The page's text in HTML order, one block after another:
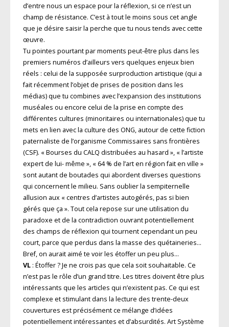
d’entre nous un espace pour la réflexion, si ce n’est un
champ de résistance. C’est à tout le moins sous cet angle
que je désire saisir la perche que tu nous tends avec cette
œuvre.
Tu pointes pourtant par moments peut-être plus dans les
premiers numéros d’ailleurs vers quelques enjeux bien
réels : celui de la supposée surproduction artistique (qui a
fait récemment l’objet de prises de position dans les
médias) que tu combines avec l’expansion des institutions
muséales ou encore celui de la prise en compte des
différentes cultures (minoritaires ou internationales) que tu
mets en lien avec la culture des ONG, autour de cette fiction
paternaliste de l’organisme Commissaires sans frontières
(CSF). « Bourses du CALQ distribuées au hasard », « l’artiste
expert de lui- même », « 64 % de l’art en région fait en ville »
sont autant de boutades qui abordent diverses questions
qui concernent le milieu. Sans oublier la sempiternelle
allusion aux « centres d’artistes autogérés, pas si bien
gérés que ça ». Tout cela repose sur une utilisation du
paradoxe et de la contradiction ouvrant potentiellement
des champs de réflexion qui tournent cependant un peu
court, parce que perdus dans la masse des quétaineries…
Bref, on aurait aimé te voir les étoffer un peu plus…
VL: Étoffer ? Je ne crois pas que cela soit souhaitable. Ce
n’est pas le rôle d’un grand titre. Les titres doivent être plus
intéressants que les articles qui n’existent pas. Ce qui est
complexe et stimulant dans la lecture des trente-deux
couvertures est précisément ce mélange d’idées
potentiellement intéressantes et d’absurdités. Art Système